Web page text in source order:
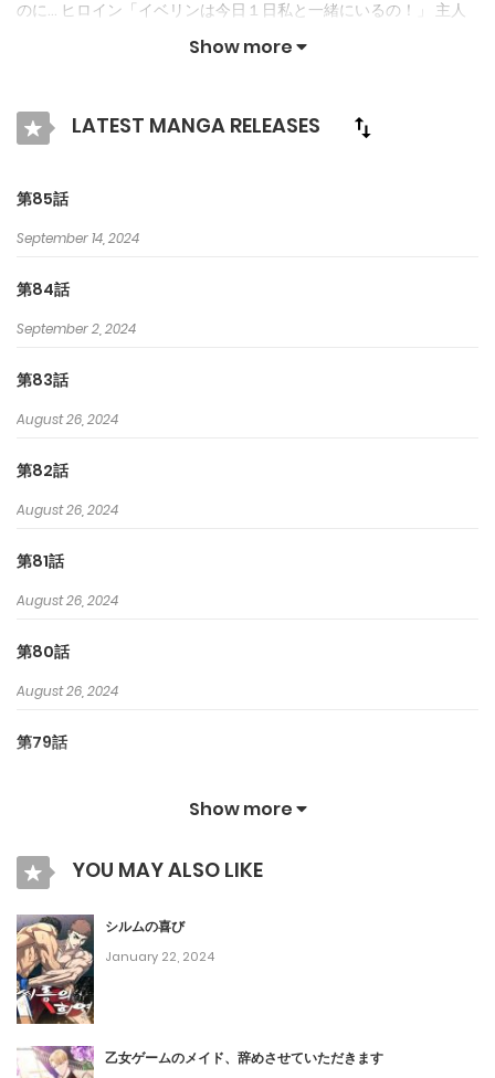
のに… ヒロイン「イベリンは今日１日私と一緒にいるの！」 主人
公「はぁ？今日は僕と一緒にいるんだ！」 ちょ、ちょっと… なん
ごしてる主人公はどういうわけかちっとも家に帰ろうとしないし…
恋のキューピッドの役目だけ果たせば、あとはのんびり優雅な貴
とになってる気がする…!!
Show more
LATEST MANGA RELEASES
第85話
September 14, 2024
第84話
September 2, 2024
第83話
August 26, 2024
第82話
August 26, 2024
第81話
August 26, 2024
第80話
August 26, 2024
第79話
August 26, 2024
第77話
July 18, 2024
第76話
July 18, 2024
Show more
YOU MAY ALSO LIKE
シルムの喜び
January 22, 2024
乙女ゲームのメイド、辞めさせていただきます